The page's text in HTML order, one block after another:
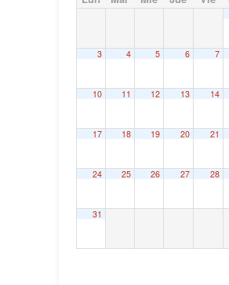
3 4 5 6 7
10 11 12 13 14
17 18 19 20 21
24 25 26 27 28
31